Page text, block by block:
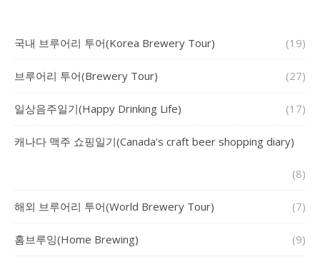
국내 브루어리 투어(Korea Brewery Tour) (19)
브루어리 투어(Brewery Tour) (27)
일상음주일기(Happy Drinking Life) (17)
캐나다 맥주 쇼핑일기(Canada's craft beer shopping diary)
(8)
해외 브루어리 투어(World Brewery Tour) (7)
홈브루잉(Home Brewing) (9)